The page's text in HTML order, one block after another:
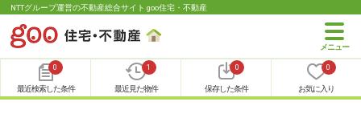
NTTグループ運営の不動産総合サイト goo住宅・不動産
0
最近検索した条件
1
最近見た物件
0
保存した条件
0
お気に入り